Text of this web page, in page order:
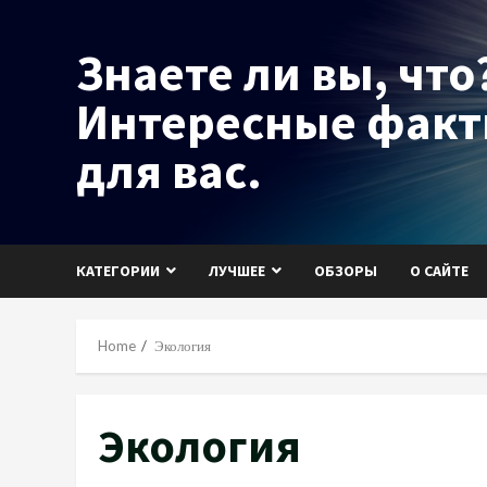
Знаете ли вы,
Интересные
для вас.
КАТЕГОРИИ ЛУЧШЕЕ ОБЗОРЫ О САЙТЕ
Home Экология
Экология